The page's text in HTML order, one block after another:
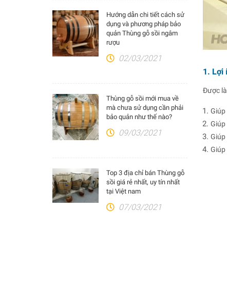
Hướng dẫn chi tiết cách sử
dụng và phương pháp bảo
quản Thùng gỗ sồi ngâm
rượu
02/03/2021
Thùng gỗ sồi mới mua về
mà chưa sử dụng cần phải
bảo quản như thế nào?
09/03/2021
Top 3 địa chỉ bán Thùng gỗ
sồi giá rẻ nhất, uy tín nhất
tại Việt nam
07/03/2021
1. Lợi
Được
Giúp